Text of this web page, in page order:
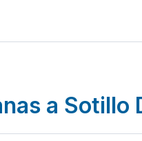
a Sotillo